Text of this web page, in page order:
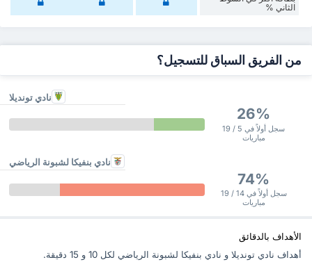
‏الثاني %
من الفريق السباق للتسجيل؟
نادي تونديلا
26%
سجل أولاً في 5 / 19
مباريات
نادي بنفيكا لشبونة الرياضي
74%
سجل أولاً في 14 / 19
مباريات
الأهداف بالدقائق
أهداف نادي تونديلا و نادي بنفيكا لشبونة الرياضي ‏لكل 10 و 15 دقيقة.